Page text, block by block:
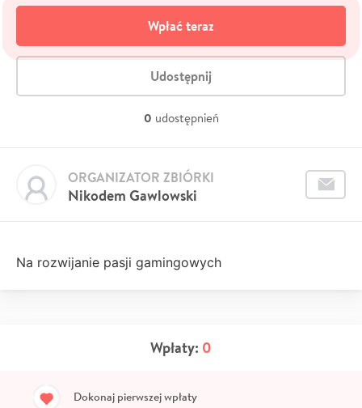
Wpłać teraz
Udostępnij
0 udostępnień
Nikodem Gawlowski
ORGANIZATOR ZBIÓRKI
Na rozwijanie pasji gamingowych
Wpłaty: 0
Dokonaj pierwszej wpłaty